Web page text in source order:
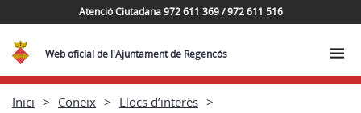
Atenció Ciutadana 972 611 369 / 972 611 516
Web oficial de l'Ajuntament de Regencós
Inici Coneix
Llocs d’interès